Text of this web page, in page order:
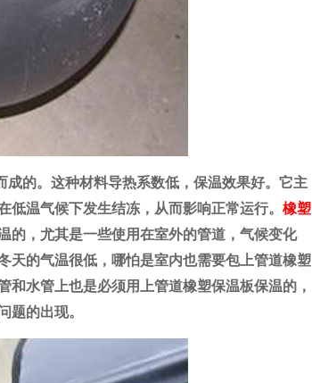
的。这种材料导热系数低，保温效果好。它主
温气候下发生结冻，从而影响正常运行。 橡塑
的，尤其是一些使用在室外的管道，气候变化
天的气温很低，哪怕是室内也需要包上管道橡塑
水管上也是必须用上管道橡塑保温板保温的，
题的出现。